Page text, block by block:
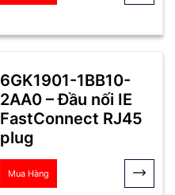
6GK1901-1BB10-
2AA0 – Đầu nối IE
FastConnect RJ45
plug
Mua Hàng